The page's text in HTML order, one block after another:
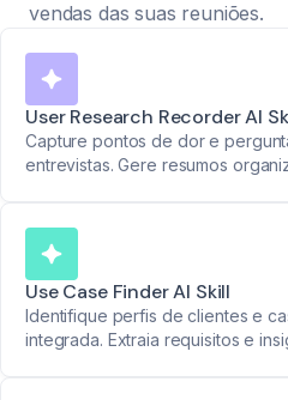
vendas das suas reuniões.
User Research Recorder AI
Capture pontos de dor e
entrevistas. Gere resumos
Use Case Finder AI Skill
Identifique perfis de clientes e
integrada. Extraia requisitos e